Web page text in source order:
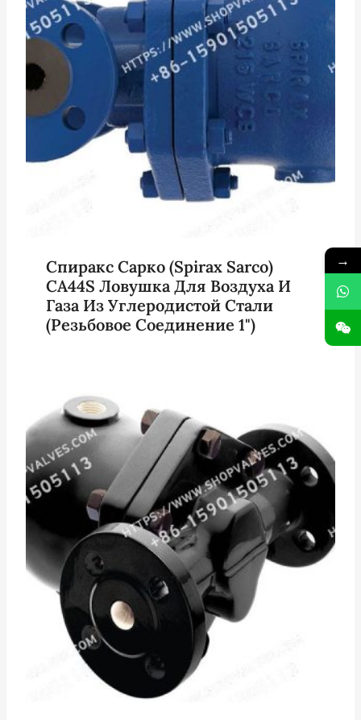
Спиракс Сарко (Spirax Sarco)
CA44S Ловушка Для Воздуха И
Газа Из Углеродистой Стали
(резьбовое Соединение 1")
→